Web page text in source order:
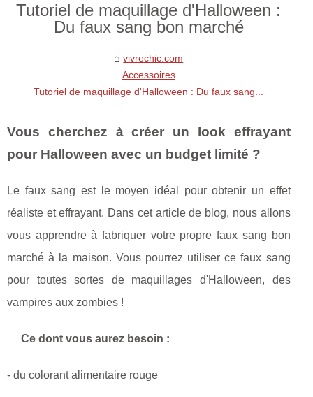
Tutoriel de maquillage d'Halloween :
Du faux sang bon marché
vivrechic.com
Accessoires
Tutoriel de maquillage d'Halloween : Du faux sang...
Vous cherchez à créer un look effrayant
pour Halloween avec un budget limité ?
Le faux sang est le moyen idéal pour obtenir un effet
réaliste et effrayant. Dans cet article de blog, nous allons
vous apprendre à fabriquer votre propre faux sang bon
marché à la maison. Vous pourrez utiliser ce faux sang
pour toutes sortes de maquillages d'Halloween, des
vampires aux zombies !
Ce dont vous aurez besoin :
- du colorant alimentaire rouge